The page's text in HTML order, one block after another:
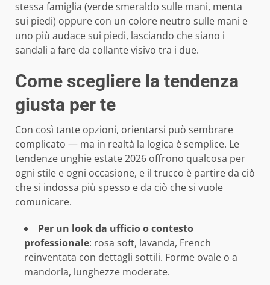
stessa famiglia (verde smeraldo sulle mani, menta
sui piedi) oppure con un colore neutro sulle mani e
uno più audace sui piedi, lasciando che siano i
sandali a fare da collante visivo tra i due.
Come scegliere la tendenza
giusta per te
Con così tante opzioni, orientarsi può sembrare
complicato — ma in realtà la logica è semplice. Le
tendenze unghie estate 2026 offrono qualcosa per
ogni stile e ogni occasione, e il trucco è partire da ciò
che si indossa più spesso e da ciò che si vuole
comunicare.
Per un look da ufficio o contesto
professionale: rosa soft, lavanda, French
reinventata con dettagli sottili. Forme ovale o a
mandorla, lunghezze moderate.